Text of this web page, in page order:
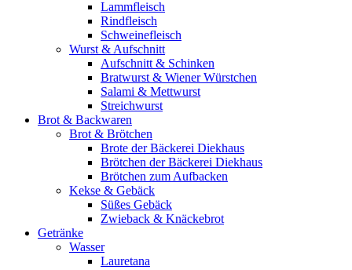
Lammfleisch
Rindfleisch
Schweinefleisch
Wurst & Aufschnitt
Aufschnitt & Schinken
Bratwurst & Wiener Würstchen
Salami & Mettwurst
Streichwurst
Brot & Backwaren
Brot & Brötchen
Brote der Bäckerei Diekhaus
Brötchen der Bäckerei Diekhaus
Brötchen zum Aufbacken
Kekse & Gebäck
Süßes Gebäck
Zwieback & Knäckebrot
Getränke
Wasser
Lauretana